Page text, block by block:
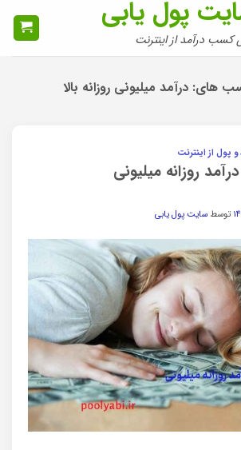
پول یابی
درآمد از اینترنت
های:درآمد میلیونی روزانه بالا
پول از اینترنت
روزانه میلیونی
توسط سایت پول یابی